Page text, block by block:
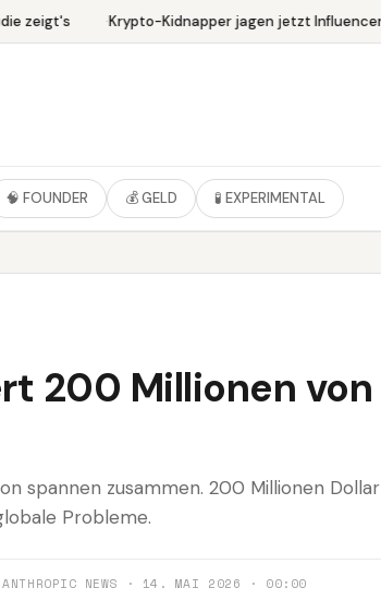
zeigt's Krypto-Kidnapper jagen jetzt Influencer
🧠 FOUNDER 💰 GELD 🧪 EXPERIMENTAL
200 Millionen von
spannen zusammen. 200 Millionen Dollar
Probleme.
ANTHROPIC NEWS · 14. MAI 2026 · 00:00